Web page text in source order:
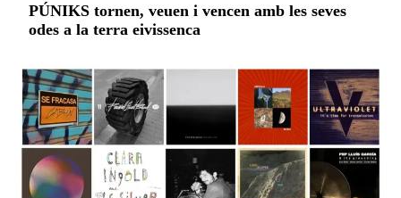
PÚNIKS tornen, veuen i vencen amb les seves
odes a la terra eivissenca